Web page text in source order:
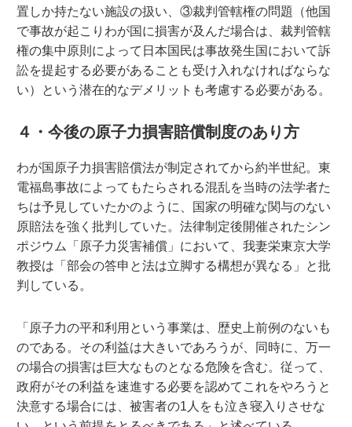
置しか持たない施設の扱い、③裁判管轄権の問題（他国
で事故が起こりわが国に損害が及んだ場合は、裁判管轄
権の集中原則によって日本国民は事故発生国において訴
訟を提起する必要があることも受け入れなければならな
い）という潜在的なデメリットも考慮する必要がある。
４・今後の原子力損害賠償制度のあり方
わが国原子力損害賠償法が制定されてから約半世紀。東
電福島事故によってもたらされる混乱を当時の法学者た
ちは予見していたかのように、国家の明確な関与のない
原賠法を強く批判していた。法律制定後開催されたシン
ポジウム「原子力災害補償」において、我妻栄東京大学
教授は「部会の答申と法は立脚する構想が異なる」と批
判している。
「原子力の平和利用という事業は、歴史上前例のないも
のである。その利益は大きいであろうが、同時に、万一
の場合の損害は巨大なものとなる危険を含む。従って、
政府がその利益を速進する必要を認めてこれをやろうと
決意する場合には、被害者の1人をも泣き寝入りさせな